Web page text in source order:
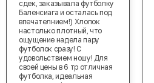
сдек, заказывала футболку
Баленсиага и осталась под
впечателнием!) Хлопок
настолько плотный, что
ощущение надела пару
футболок сразу! С
удовольствием ношу! Для
своей цены в 6 тр отличная
футболка, идеальная